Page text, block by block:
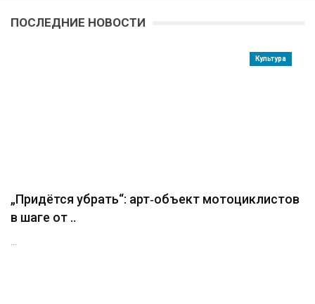
ПОСЛЕДНИЕ НОВОСТИ
Культура
„Придётся убрать“: арт‑объект мотоциклистов
в шаге от ..
...